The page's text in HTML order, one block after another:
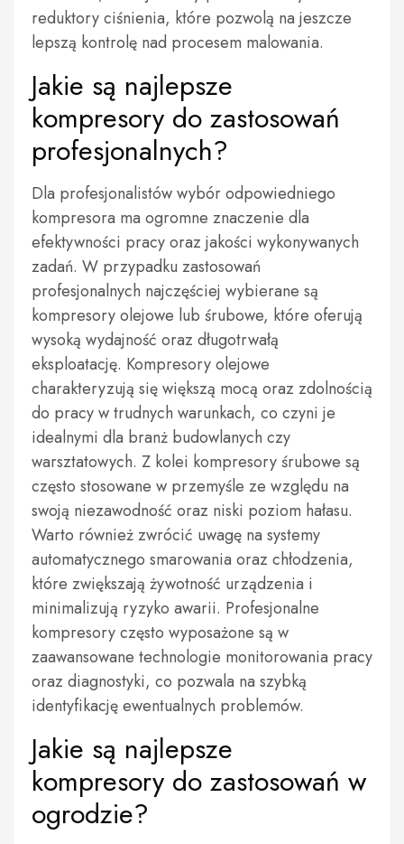
reduktory ciśnienia, które pozwolą na jeszcze
lepszą kontrolę nad procesem malowania.
Jakie są najlepsze
kompresory do zastosowań
profesjonalnych?
Dla profesjonalistów wybór odpowiedniego
kompresora ma ogromne znaczenie dla
efektywności pracy oraz jakości wykonywanych
zadań. W przypadku zastosowań
profesjonalnych najczęściej wybierane są
kompresory olejowe lub śrubowe, które oferują
wysoką wydajność oraz długotrwałą
eksploatację. Kompresory olejowe
charakteryzują się większą mocą oraz zdolnością
do pracy w trudnych warunkach, co czyni je
idealnymi dla branż budowlanych czy
warsztatowych. Z kolei kompresory śrubowe są
często stosowane w przemyśle ze względu na
swoją niezawodność oraz niski poziom hałasu.
Warto również zwrócić uwagę na systemy
automatycznego smarowania oraz chłodzenia,
które zwiększają żywotność urządzenia i
minimalizują ryzyko awarii. Profesjonalne
kompresory często wyposażone są w
zaawansowane technologie monitorowania pracy
oraz diagnostyki, co pozwala na szybką
identyfikację ewentualnych problemów.
Jakie są najlepsze
kompresory do zastosowań w
ogrodzie?